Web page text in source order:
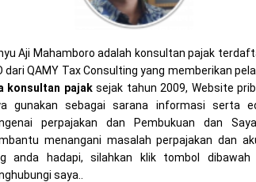
Aji Mahamboro adalah konsultan pajak
dari QAMY Tax Consulting yang memberikan
konsultan pajaksejak tahun 2009, Website
gunakan sebagai sarana informasi serta
perpajakan dan Pembukuan dan
menangani masalah perpajakan dan
anda hadapi, silahkan klik tombol dibawah
saya..